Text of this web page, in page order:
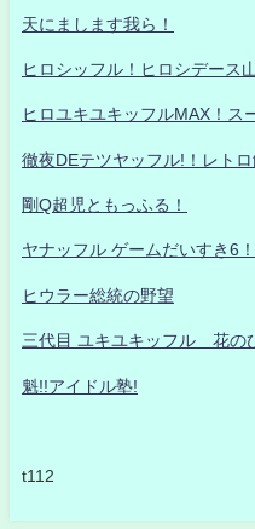
天にまします我ら！
ヒロシッフル！ヒロシデース
ヒロユキユキッフルMAX！ス
徹夜DEテツヤッフル!！レトロ
剛Q超児ともっふる！
ヤナッフル ゲームだいすき6
ヒウラー総統の野望
三代目 ユキユキッフル 花の
魁!!アイドル塾!
t112